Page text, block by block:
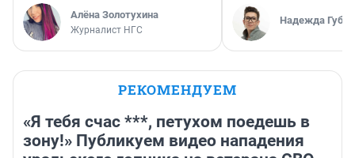
Алёна Золотухина
Журналист НГС
Надежда
РЕКОМЕНДУЕМ
«Я тебя счас ***, петухом поедешь в
зону!» Публикуем видео нападения